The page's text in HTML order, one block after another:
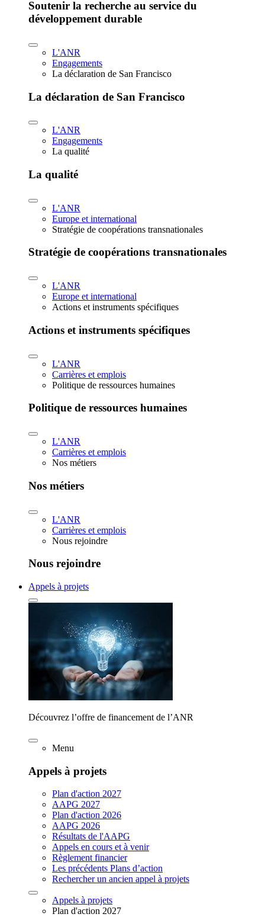
Soutenir la recherche au service du
développement durable
L'ANR
Engagements
La déclaration de San Francisco
La déclaration de San Francisco
L'ANR
Engagements
La qualité
La qualité
L'ANR
Europe et international
Stratégie de coopérations transnationales
Stratégie de coopérations transnationales
L'ANR
Europe et international
Actions et instruments spécifiques
Actions et instruments spécifiques
L'ANR
Carrières et emplois
Politique de ressources humaines
Politique de ressources humaines
L'ANR
Carrières et emplois
Nos métiers
Nos métiers
L'ANR
Carrières et emplois
Nous rejoindre
Nous rejoindre
Appels à projets
Découvrez l’offre de financement de l’ANR
Menu
Appels à projets
Plan d'action 2027
AAPG 2027
Plan d'action 2026
AAPG 2026
Résultats de l'AAPG
Appels en cours et à venir
Règlement financier
Les précédents Plans d’action
Rechercher un ancien appel à projets
Appels à projets
Plan d'action 2027